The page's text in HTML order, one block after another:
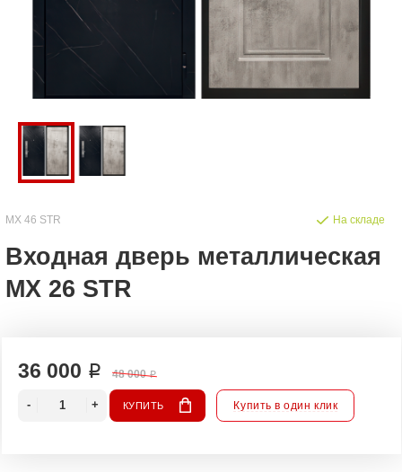
MX 46 STR
Входная дверь металлическая
MX 26 STR
На складе
36 000 ₽ 48 000 ₽
КУПИТЬ Купить в один клик